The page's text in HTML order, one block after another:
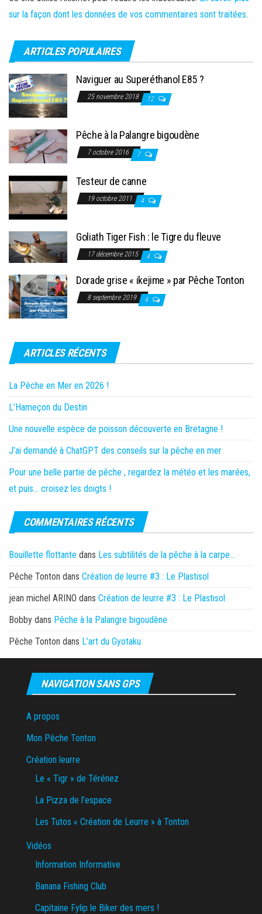
sur la façon dont les données de vos commentaires sont traitées.
ARTICLES POPULAIRES
Naviguer au Superéthanol E85 ?
25 novembre 2018 12
Pêche à la Palangre bigoudène
7 octobre 2016 7
Testeur de canne
19 octobre 2011 4
Goliath Tiger Fish : le Tigre du fleuve
17 décembre 2015 4
Dorade grise « ikejime » par Pêche Tonton
8 septembre 2019 4
ARTICLES RÉCENTS
La Pêche en Mer en 2026 !
L’Hameçon du Destin
Une nouvelle espèce de poisson découverte en Bretagne !
J’ai demandé à ChatGPT des conseils sur la pêche en mer
Pour une belle partie de pêche , regardez la météo et les marées,
et puis… croisez les doigts !
COMMENTAIRES RÉCENTS
Bouillette flottante dans Les subtilités de la pêche à la carpe…
Pêche Tonton dans Création de leurre #3 : Le Plastisol
jean michel ARINO dans Création de leurre #3 : Le Plastisol
Bobby dans Pêche à la Palangre bigoudène
Pêche Tonton dans L’art du Gyotaku
NAVIGATION SANS GPS
A propos
Mon Pêche Tonton
Création leurre
Le « Tigr » de Térénez
La Pizza de l’espace
Les Tutos « Création de Leurre » à Tonton
Vidéos
Information Informative
Banana Fishing Club
Capitaine Fylip le Biker des mers !